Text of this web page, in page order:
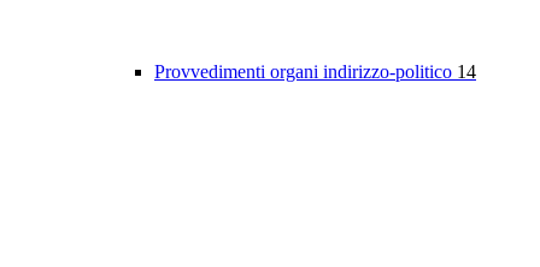
Provvedimenti organi indirizzo-politico 14